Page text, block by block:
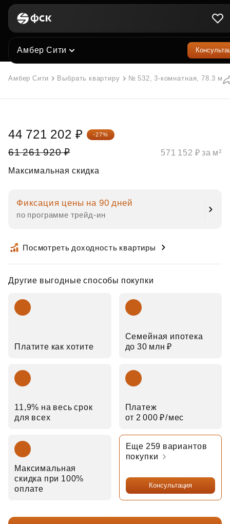
Амбер Сити
Амбер Сити Выбрать квартиру № 532, 3-комнатная, 78.3 м²
61 261 920 ₽
44 721 202 ₽ -27%
Максимальная скидка
Фиксация цены на 90 дней
по программе трейд‑ин
Посмотреть доходность квартиры
Другие выгодные способы покупки
Платите как хотите
Семейная ипотека
до 30 млн ₽
11,9% на весь срок
для всех
Платеж
от 2 000 ₽⁠/⁠мес
Максимальная
скидка при 100%
оплате
Еще 259 вариантов
покупки
Консультация
571 152 ₽ за м²